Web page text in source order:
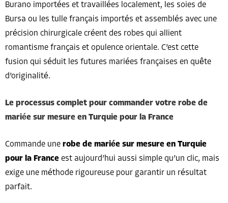
Burano importées et travaillées localement, les soies de
Bursa ou les tulle français importés et assemblés avec une
précision chirurgicale créent des robes qui allient
romantisme français et opulence orientale. C’est cette
fusion qui séduit les futures mariées françaises en quête
d’originalité.
Le processus complet pour commander votre robe de
mariée sur mesure en Turquie pour la France
Commande une robe de mariée sur mesure en Turquie
pour la France est aujourd’hui aussi simple qu’un clic, mais
exige une méthode rigoureuse pour garantir un résultat
parfait.